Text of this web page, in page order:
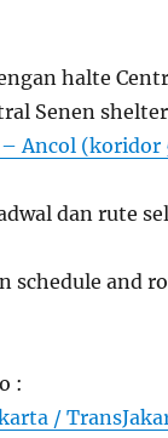
halte
Senen
Ancol (koridor
dan rute
schedule and
:
/